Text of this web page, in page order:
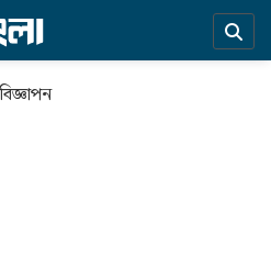
বিজ্ঞাপন